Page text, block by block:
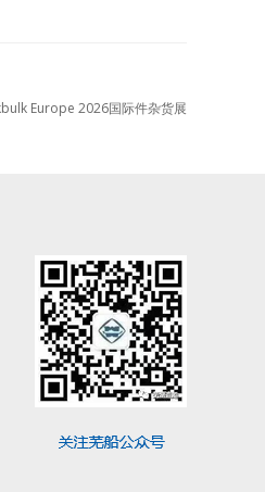
Europe 2026国际件杂货展